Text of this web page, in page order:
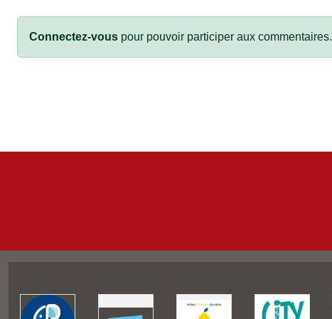
Connectez-vous pour pouvoir participer aux commentaires.